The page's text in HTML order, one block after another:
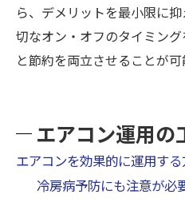
ら、デメリットを最小限に
切なオン・オフのタイミン
と節約を両立させることが可
エアコン運用の
エアコンを効果的に運用す
冷房病予防にも注意が必